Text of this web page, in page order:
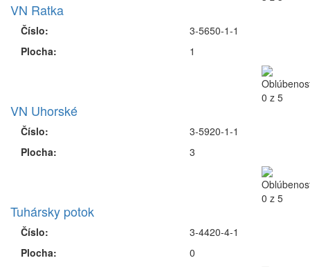
VN Ratka
Číslo:
Plocha:
3-5650-1-1
1
VN Uhorské
Číslo:
Plocha:
3-5920-1-1
3
Tuhársky potok
Číslo:
Plocha:
3-4420-4-1
0